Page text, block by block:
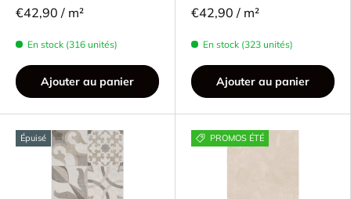
€42,90 / m²
En stock (316 unités)
Ajouter au panier
€42,90 / m²
En stock (323 unités)
Ajouter au panier
Épuisé PROMOS ÉTÉ